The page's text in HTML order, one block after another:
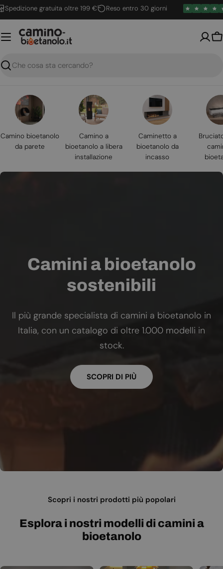
Vai
al
contenuto
gratuita oltre 199 € Reso entro 30 giorni
Ricerca
Camino bioetanolo
da parete
Camino a
bioetanolo a libera
installazione
Caminetto a
bioetanolo da
incasso
Camini a bioetanolo
sostenibili
Il più grande specialista di camini a bioetanolo in
Italia, con un catalogo di oltre 1.000 modelli in
stock.
SCOPRI DI PIÙ
Scopri i nostri prodotti più popolari
Esplora i nostri modelli di camini a
bioetanolo